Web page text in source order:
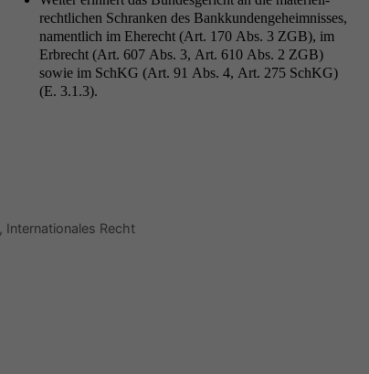
rechtlichen Schranken des Bankkun­denge­heimniss­es,
namentlich im Eherecht (Art. 170 Abs. 3 ZGB), im
Erbrecht (Art. 607 Abs. 3, Art. 610 Abs. 2 ZGB)
sowie im SchKG (Art. 91 Abs. 4, Art. 275 SchKG)
(E. 3.1.3).
, Internationales Recht